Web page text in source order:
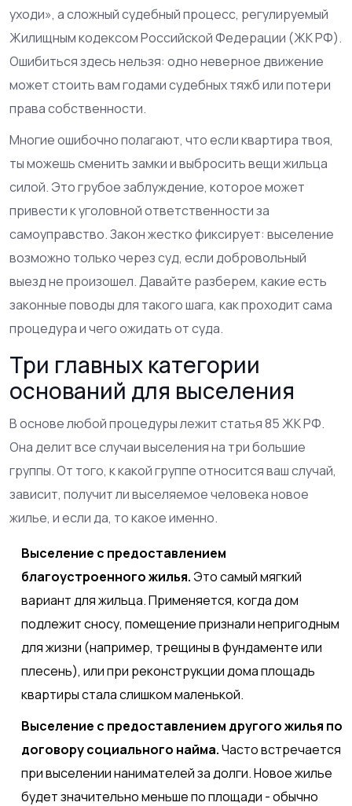
уходи», а сложный судебный процесс, регулируемый
Жилищным кодексом Российской Федерации (ЖК РФ).
Ошибиться здесь нельзя: одно неверное движение
может стоить вам годами судебных тяжб или потери
права собственности.
Многие ошибочно полагают, что если квартира твоя,
ты можешь сменить замки и выбросить вещи жильца
силой. Это грубое заблуждение, которое может
привести к уголовной ответственности за
самоуправство. Закон жестко фиксирует: выселение
возможно только через суд, если добровольный
выезд не произошел. Давайте разберем, какие есть
законные поводы для такого шага, как проходит сама
процедура и чего ожидать от суда.
Три главных категории
оснований для выселения
В основе любой процедуры лежит статья 85 ЖК РФ.
Она делит все случаи выселения на три большие
группы. От того, к какой группе относится ваш случай,
зависит, получит ли выселяемое человека новое
жилье, и если да, то какое именно.
Выселение с предоставлением
благоустроенного жилья. Это самый мягкий
вариант для жильца. Применяется, когда дом
подлежит сносу, помещение признали непригодным
для жизни (например, трещины в фундаменте или
плесень), или при реконструкции дома площадь
квартиры стала слишком маленькой.
Выселение с предоставлением другого жилья по
договору социального найма.Часто встречается
при выселении нанимателей за долги. Новое жилье
будет значительно меньше по площади - обычно